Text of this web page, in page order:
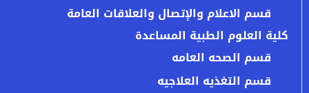
قسم الاعلام والإتصال والعلاقات العامة
كلية العلوم الطبية المساعدة
قسم الصحه العامه
قسم التغذيه العلاجيه